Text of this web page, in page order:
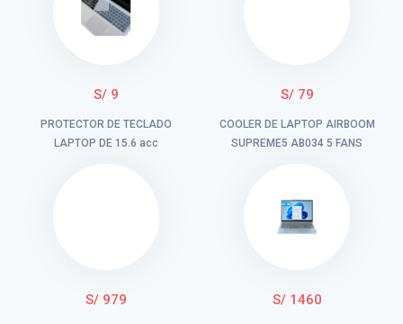
S/ 9
PROTECTOR DE TECLADO
LAPTOP DE 15.6 acc
S/ 79
COOLER DE LAPTOP AIRBOOM
SUPREME5 AB034 5 FANS
S/ 979 S/ 1460